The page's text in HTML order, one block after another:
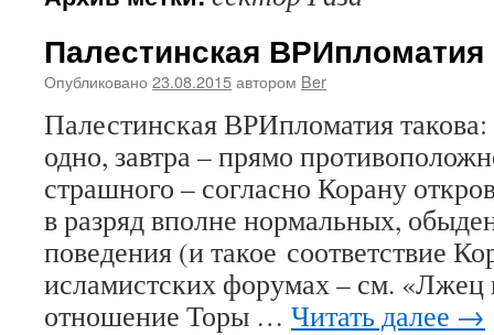
Палестинская ВРИпломатия
Опубликовано 23.08.2015автором Ber
Палестинская ВРИпломатия
одно, завтра – прямо
страшного – согласно Корану
в разряд вполне нормальных,
поведения (и такое соответствие
исламистских форумах – см. «Лжец
отношение Торы … Читать далее →